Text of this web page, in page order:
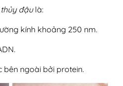
đậulà:
kính khoảng 250 nm.
bên ngoài bởi protein.